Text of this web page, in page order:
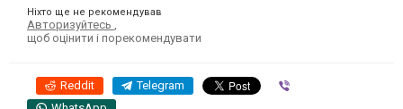
Ніхто ще не рекомендував
Авторизуйтесь
щоб оцінити і порекомендувати
Reddit Telegram